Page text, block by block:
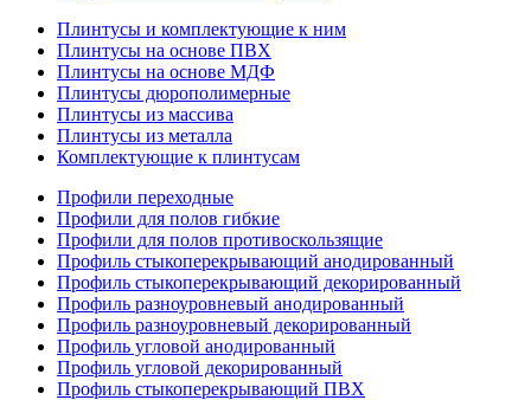
Плинтусы и комплектующие к ним
Плинтусы на основе ПВХ
Плинтусы на основе МДФ
Плинтусы дюрополимерные
Плинтусы из массива
Плинтусы из металла
Комплектующие к плинтусам
Профили переходные
Профили для полов гибкие
Профили для полов противоскользящие
Профиль стыкоперекрывающий анодированный
Профиль стыкоперекрывающий декорированный
Профиль разноуровневый анодированный
Профиль разноуровневый декорированный
Профиль угловой анодированный
Профиль угловой декорированный
Профиль стыкоперекрывающий ПВХ